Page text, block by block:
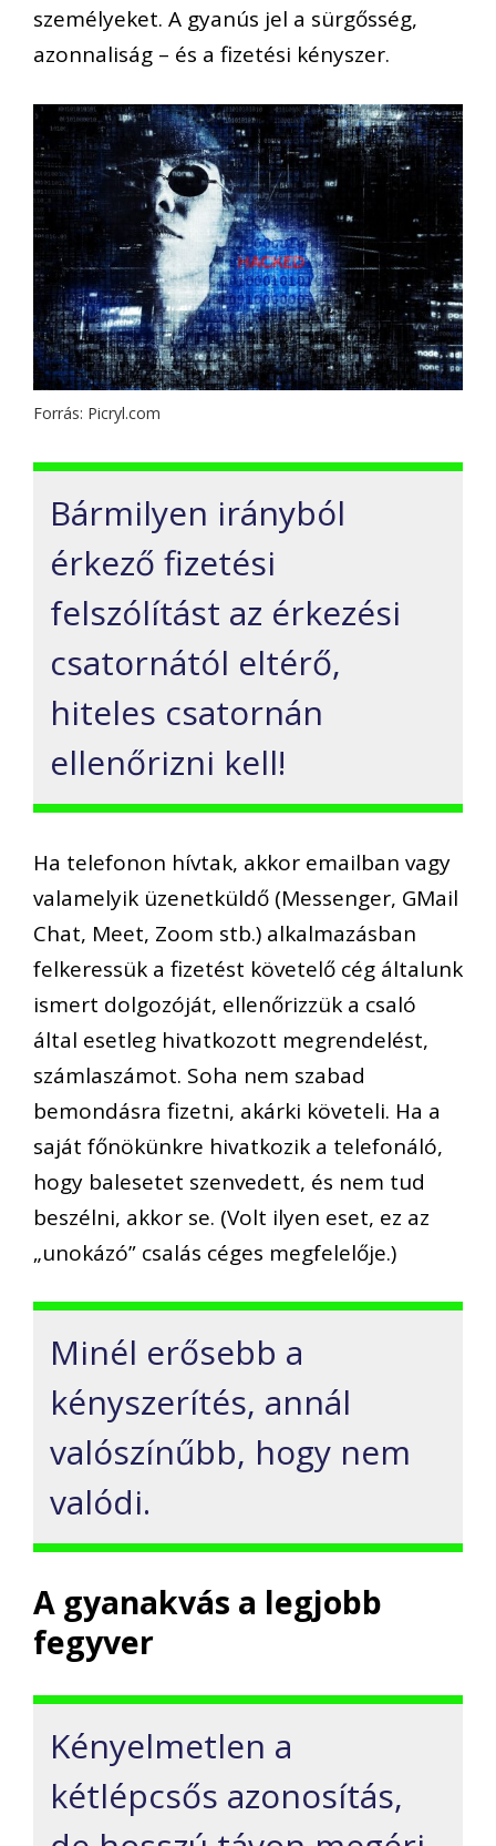
személyeket. A gyanús jel a sürgősség,
azonnaliság – és a fizetési kényszer.
Forrás: Picryl.com
Bármilyen irányból
érkező fizetési
felszólítást az érkezési
csatornától eltérő,
hiteles csatornán
ellenőrizni kell!
Ha telefonon hívtak, akkor emailban vagy
valamelyik üzenetküldő (Messenger, GMail
Chat, Meet, Zoom stb.) alkalmazásban
felkeressük a fizetést követelő cég általunk
ismert dolgozóját, ellenőrizzük a csaló
által esetleg hivatkozott megrendelést,
számlaszámot. Soha nem szabad
bemondásra fizetni, akárki követeli. Ha a
saját főnökünkre hivatkozik a telefonáló,
hogy balesetet szenvedett, és nem tud
beszélni, akkor se. (Volt ilyen eset, ez az
„unokázó” csalás céges megfelelője.)
Minél erősebb a
kényszerítés, annál
valószínűbb, hogy nem
valódi.
A gyanakvás a legjobb
fegyver
Kényelmetlen a
kétlépcsős azonosítás,